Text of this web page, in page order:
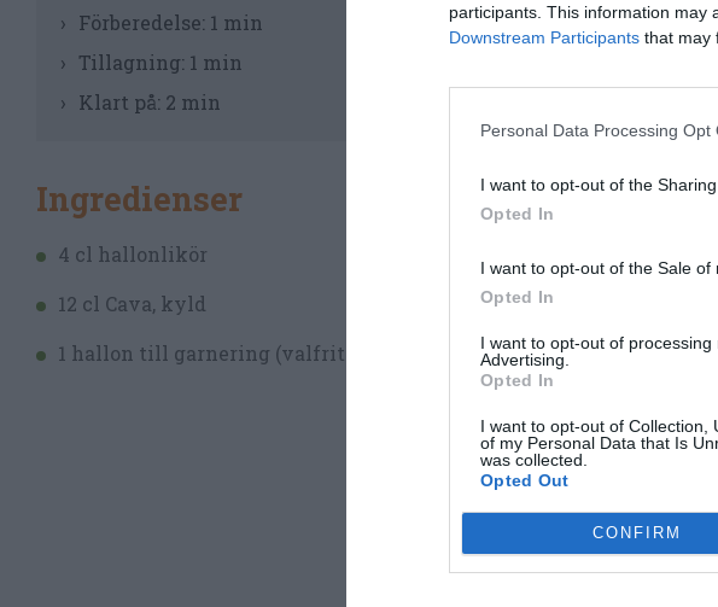
participants. This information may
Downstream Participants that may
Personal Data Processing Opt
I want to opt-out of the
Opted In
I want to opt-out of the Sale of
Opted In
I want to opt-out of
Advertising.
Opted In
I want to opt-out of Collection,
of my Personal Data that Is
was collected.
Opted Out
CONFIRM
Förberedelse: 1 min
Tillagning: 1 min
Klart på: 2 min
Ingredienser
4 cl hallonlikör
12 cl Cava, kyld
1 hallon till garnering (valfritt)
Gör först hallonlikör
Eller använd köpt
Se till att likör och
Använd förslagsvis
Mät och tillsätt likör.
Servera.